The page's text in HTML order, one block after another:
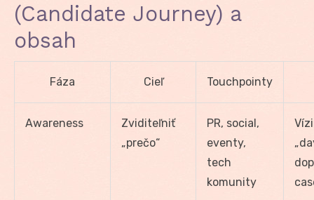
(Candidate Journey) a
obsah
Fáza Cieľ Touchpointy
Awareness
Zviditeľniť
„prečo“
PR, social,
eventy,
tech
komunity